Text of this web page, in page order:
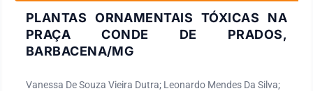
PLANTAS ORNAMENTAIS TÓXICAS NA
PRAÇA CONDE DE PRADOS,
BARBACENA/MG
Vanessa De Souza Vieira Dutra; Leonardo Mendes Da Silva;